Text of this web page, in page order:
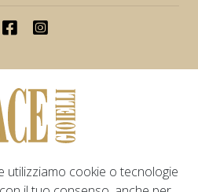
utilizziamo cookie o tecnologie